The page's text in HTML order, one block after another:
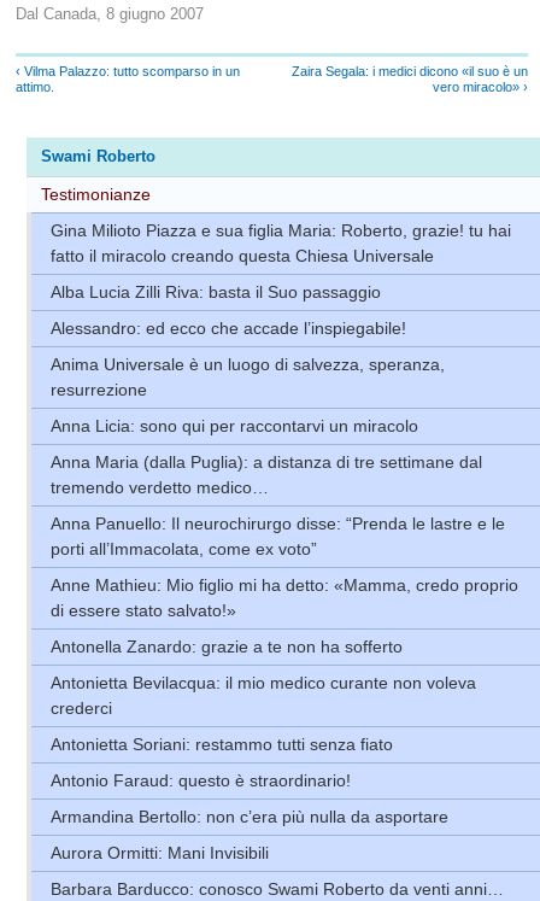
Dal Canada, 8 giugno 2007
‹ Vilma Palazzo: tutto scomparso in un
attimo.
Zaira Segala: i medici dicono «il suo è un
vero miracolo» ›
Swami Roberto
Testimonianze
Gina Milioto Piazza e sua figlia Maria: Roberto, grazie! tu hai
fatto il miracolo creando questa Chiesa Universale
Alba Lucia Zilli Riva: basta il Suo passaggio
Alessandro: ed ecco che accade l’inspiegabile!
Anima Universale è un luogo di salvezza, speranza,
resurrezione
Anna Licia: sono qui per raccontarvi un miracolo
Anna Maria (dalla Puglia): a distanza di tre settimane dal
tremendo verdetto medico…
Anna Panuello: Il neurochirurgo disse: “Prenda le lastre e le
porti all’Immacolata, come ex voto”
Anne Mathieu: Mio figlio mi ha detto: «Mamma, credo proprio
di essere stato salvato!»
Antonella Zanardo: grazie a te non ha sofferto
Antonietta Bevilacqua: il mio medico curante non voleva
crederci
Antonietta Soriani: restammo tutti senza fiato
Antonio Faraud: questo è straordinario!
Armandina Bertollo: non c’era più nulla da asportare
Aurora Ormitti: Mani Invisibili
Barbara Barducco: conosco Swami Roberto da venti anni…